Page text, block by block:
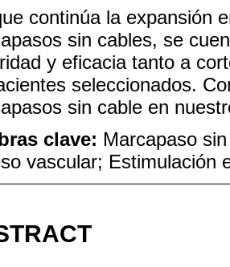
continúa la expansión
sin cables, se
y eficacia tanto a
seleccionados.
sin cable en
clave: Marcapaso
vascular; Estimulación